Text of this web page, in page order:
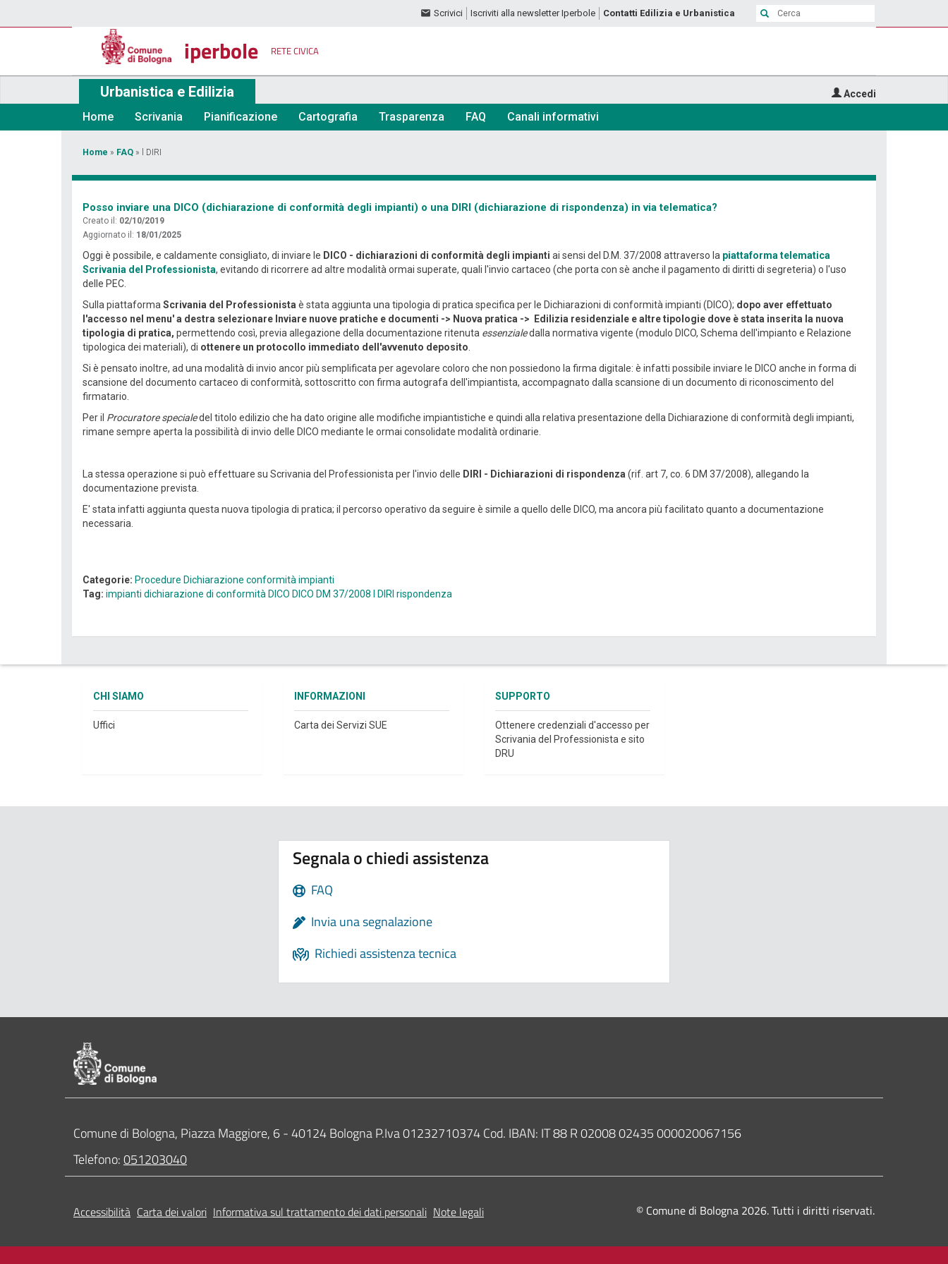
Scrivici Iscriviti alla newsletter Iperbole Contatti Edilizia e Urbanistica
iperbole RETE CIVICA
Urbanistica e Edilizia Accedi
Home Scrivania Pianificazione Cartografia Trasparenza FAQ Canali informativi
Tu
sei
qui
Home » FAQ » l DIRI
Posso inviare una DICO (dichiarazione di conformità degli impianti) o una DIRI (dichiarazione di rispondenza) in via telematica?
Creato il: 02/10/2019
Aggiornato il: 18/01/2025
Oggi è possibile, e caldamente consigliato, di inviare le DICO - dichiarazioni di conformità degli impianti ai sensi del D.M. 37/2008 attraverso la piattaforma telematica
Scrivania del Professionista, evitando di ricorrere ad altre modalità ormai superate, quali l'invio cartaceo (che porta con sè anche il pagamento di diritti di segreteria) o l'uso
delle PEC.
Sulla piattaforma Scrivania del Professionista è stata aggiunta una tipologia di pratica specifica per le Dichiarazioni di conformità impianti (DICO); dopo aver effettuato
l'accesso nel menu' a destra selezionare Inviare nuove pratiche e documenti -> Nuova pratica -> Edilizia residenziale e altre tipologie dove è stata inserita la nuova
tipologia di pratica, permettendo così, previa allegazione della documentazione ritenuta essenzialedalla normativa vigente (modulo DICO, Schema dell'impianto e Relazione
tipologica dei materiali), di ottenere un protocollo immediato dell'avvenuto deposito
Si è pensato inoltre, ad una modalità di invio ancor più semplificata per agevolare coloro che non possiedono la firma digitale: è infatti possibile inviare le DICO anche in forma di
scansione del documento cartaceo di conformità, sottoscritto con firma autografa dell'impiantista, accompagnato dalla scansione di un documento di riconoscimento del
firmatario.
Per il Procuratore specialedel titolo edilizio che ha dato origine alle modifiche impiantistiche e quindi alla relativa presentazione della Dichiarazione di conformità degli impianti,
rimane sempre aperta la possibilità di invio delle DICO mediante le ormai consolidate modalità ordinarie.
La stessa operazione si può effettuare su Scrivania del Professionista per l'invio delle DIRI - Dichiarazioni di rispondenza (rif. art 7, co. 6 DM 37/2008), allegando la
documentazione prevista.
E' stata infatti aggiunta questa nuova tipologia di pratica; il percorso operativo da seguire è simile a quello delle DICO, ma ancora più facilitato quanto a documentazione
necessaria.
Categorie: Procedure Dichiarazione conformità impianti
Tag: impianti dichiarazione di conformità DICO DICO DM 37/2008 l DIRI rispondenza
CHI SIAMO
Uffici
INFORMAZIONI
Carta dei Servizi SUE
SUPPORTO
Ottenere credenziali d'accesso per
Scrivania del Professionista e sito
DRU
Segnala o chiedi assistenza
FAQ
Invia una segnalazione
Richiedi assistenza tecnica
Pié di pagina di Comune di Bologna
Contatti
Comune di Bologna, Piazza Maggiore, 6 - 40124 Bologna P.Iva 01232710374 Cod. IBAN: IT 88 R 02008 02435 000020067156
Telefono:051203040
Accessibilità Carta dei valori Informativa sul trattamento dei dati personali Note legali © Comune di Bologna 2026. Tutti i diritti riservati.